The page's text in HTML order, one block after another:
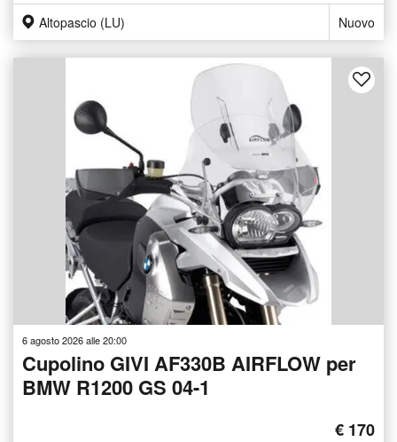
Altopascio (LU) Nuovo
6 agosto 2026 alle 20:00
Cupolino GIVI AF330B AIRFLOW per
BMW R1200 GS 04-1
€ 170